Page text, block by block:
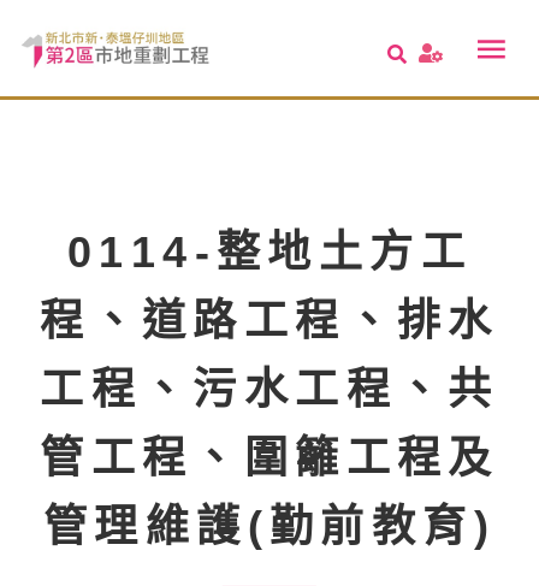
0114-整地土方工
程、道路工程、排水
工程、污水工程、共
管工程、圍籬工程及
管理維護(勤前教育)